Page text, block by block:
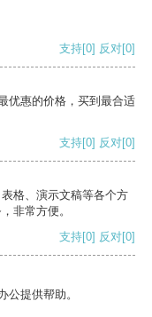
支持[0] 反对[0]
优惠的价格，买到最合适
支持[0] 反对[0]
格、演示文稿等各个方
非常方便。
支持[0] 反对[0]
公提供帮助。